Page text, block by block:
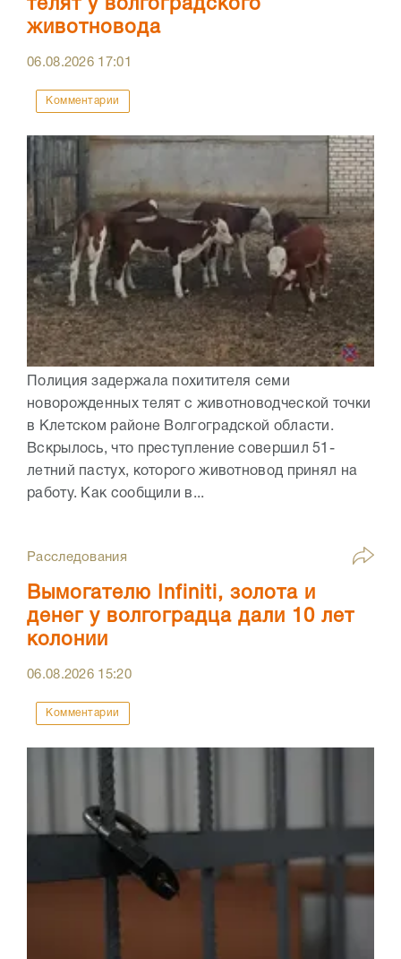
телят у волгоградского
животновода
06.08.2026 17:01
Комментарии
Полиция задержала похитителя семи
новорожденных телят с животноводческой точки
в Клетском районе Волгоградской области.
Вскрылось, что преступление совершил 51-
летний пастух, которого животновод принял на
работу. Как сообщили в...
Расследования
Вымогателю Infiniti, золота и
денег у волгоградца дали 10 лет
колонии
06.08.2026 15:20
Комментарии